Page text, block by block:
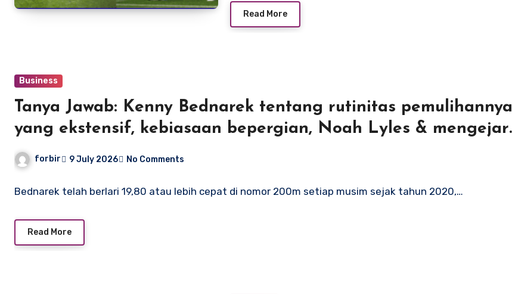
Read More
Business
Tanya Jawab: Kenny Bednarek tentang rutinitas pemulihannya
yang ekstensif, kebiasaan bepergian, Noah Lyles & mengejar
kejayaan di nomor 100m pada tahun 2026
forbir 9 July 2026 No Comments
Bednarek telah berlari 19,80 atau lebih cepat di nomor 200m setiap musim sejak tahun 2020,…
Read More